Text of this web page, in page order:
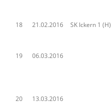
18 21.02.2016 SK Ickern 1 (H)
19 06.03.2016
20 13.03.2016